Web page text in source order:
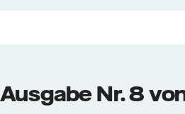
Nr. 8